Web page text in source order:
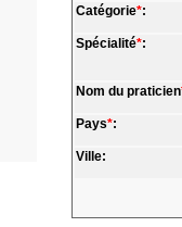
Catégorie*:
Spécialité*:
Nom du praticien
Pays*:
Ville: